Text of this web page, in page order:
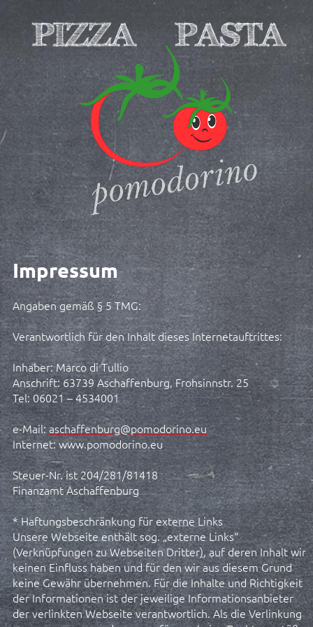
Impressum
Angaben gemäß § 5 TMG:
Verantwortlich für den Inhalt dieses Internetauftrittes:
Inhaber: Marco di Tullio
Anschrift: 63739 Aschaffenburg, Frohsinnstr. 25
Tel: 06021 – 4534001
e-Mail:aschaffenburg@pomodorino.eu
Internet: www.pomodorino.eu
Steuer-Nr. ist 204/281/81418
Finanzamt Aschaffenburg
* Haftungsbeschränkung für externe Links
Unsere Webseite enthält sog. „externe Links“
(Verknüpfungen zu Webseiten Dritter), auf deren Inhalt wir
keinen Einfluss haben und für den wir aus diesem Grund
keine Gewähr übernehmen. Für die Inhalte und Richtigkeit
der Informationen ist der jeweilige Informationsanbieter
der verlinkten Webseite verantwortlich. Als die Verlinkung